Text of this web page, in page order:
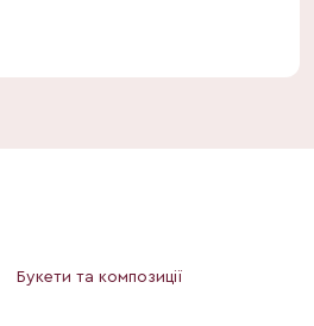
Букети та композиції